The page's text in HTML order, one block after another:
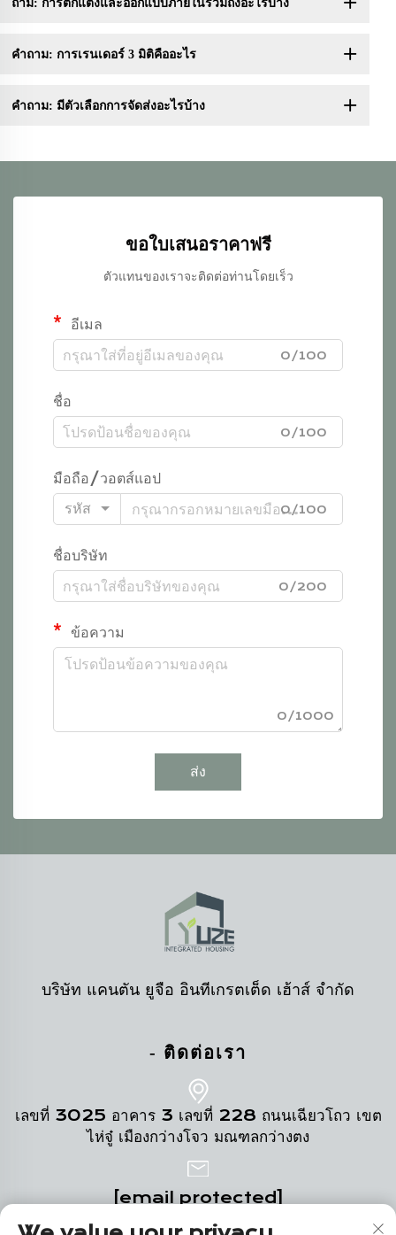
ถาม: การตกแต่งและออกแบบภายในรวมถึงอะไรบ้าง
คำถาม: การเรนเดอร์ 3 มิติคืออะไร
คำถาม: มีตัวเลือกการจัดส่งอะไรบ้าง
ขอใบเสนอราคาฟรี
ตัวแทนของเราจะติดต่อท่านโดยเร็ว
อีเมล
0/100
ชื่อ
0/100
มือถือ/วอตส์แอป
รหัส
0/100
ชื่อบริษัท
0/200
ข้อความ
0/1000
ส่ง
บริษัท แคนตัน ยูจือ อินทีเกรตเต็ด เฮ้าส์ จำกัด
- ติดต่อเรา
เลขที่ 3025 อาคาร 3 เลขที่ 228 ถนนเฉียวโถว เขต
ไห่จู๋ เมืองกว่างโจว มณฑลกว่างตง
[email protected]